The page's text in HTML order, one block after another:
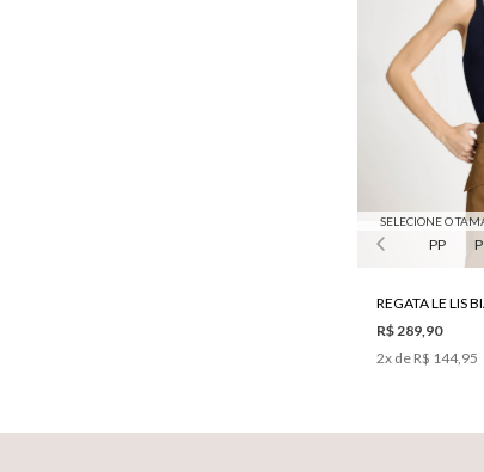
SELECIONE O
PP P
R$ 289,90
2x de R$ 144,95